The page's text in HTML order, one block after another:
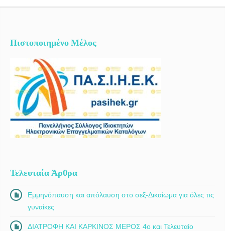
Πιστοποιημένο Μέλος
Τελευταία Άρθρα
Εμμηνόπαυση και απόλαυση στο σεξ-Δικαίωμα για όλες τις
γυναίκες
ΔΙΑΤΡΟΦΗ ΚΑΙ ΚΑΡΚΙΝΟΣ ΜΕΡΟΣ 4ο και Τελευταίο